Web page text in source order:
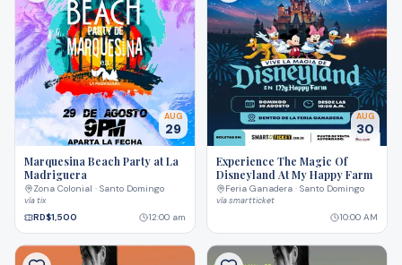
AUG
29
Marquesina Beach Party at La
Madriguera
Zona Colonial · Santo Domingo
víatix
RD$1,500 12:00 am
AUG
30
Experience The Magic Of
Disneyland At My Happy Farm
Feria Ganadera · Santo Domingo
víasmartticket
10:00 AM